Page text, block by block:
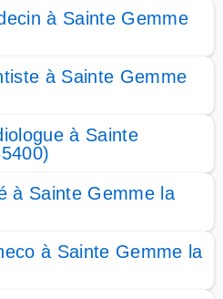
à Sainte Gemme
à Sainte Gemme
à Sainte
à Sainte Gemme la
à Sainte Gemme la